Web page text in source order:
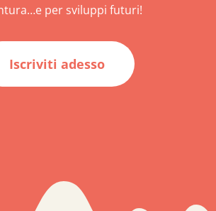
per sviluppi futuri!
Iscriviti adesso